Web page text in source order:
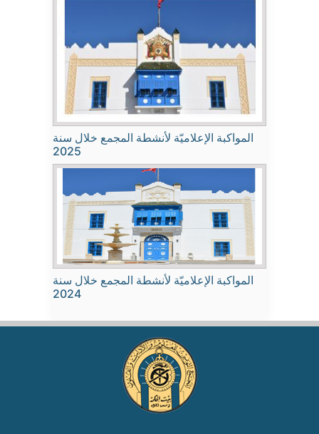
المواكبة الإعلاميّة لأنشطة المجمع خلال سنة
2025
المواكبة الإعلاميّة لأنشطة المجمع خلال سنة
2024